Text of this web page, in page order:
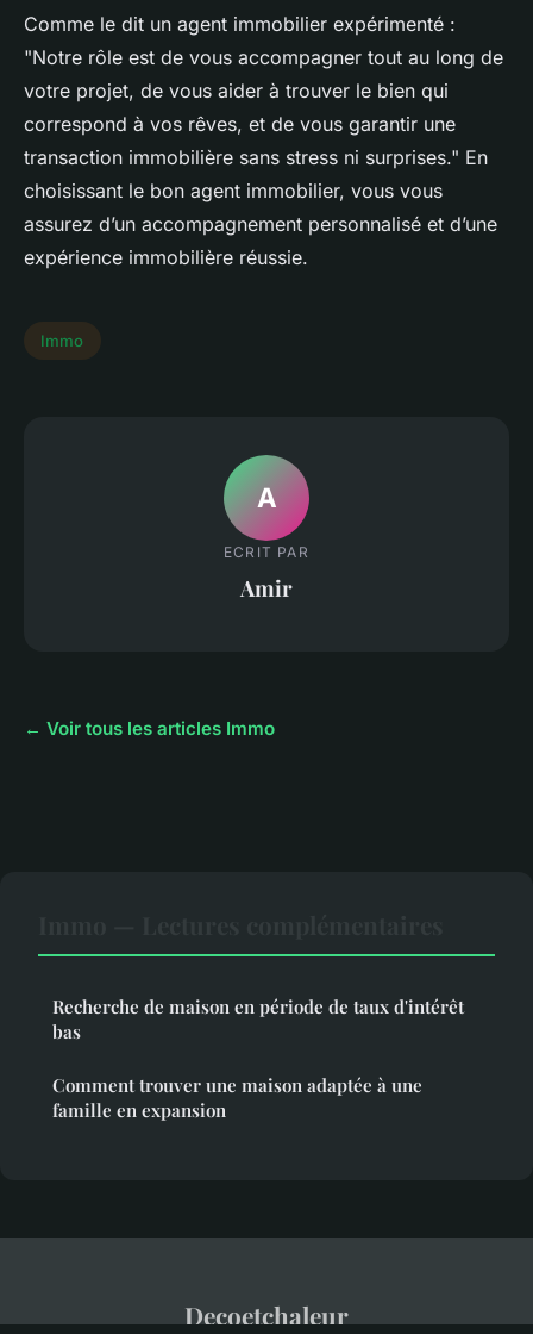
Comme le dit un agent immobilier expérimenté :
"Notre rôle est de vous accompagner tout au long de
votre projet, de vous aider à trouver le bien qui
correspond à vos rêves, et de vous garantir une
transaction immobilière sans stress ni surprises." En
choisissant le bon agent immobilier, vous vous
assurez d’un accompagnement personnalisé et d’une
expérience immobilière réussie.
Immo
A
ECRIT PAR
Amir
← Voir tous les articles Immo
Recherche de maison en période de taux d'intérêt
bas
Comment trouver une maison adaptée à une
famille en expansion
Decoetchaleur